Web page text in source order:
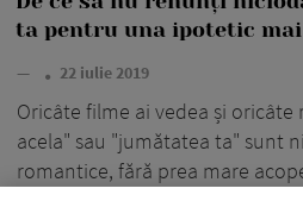
ta pentru una ipotetic
— 22 iulie 2019
Oricâte filme ai vedea și
acela" sau "jumătatea ta" sunt
romantice, fără prea mare